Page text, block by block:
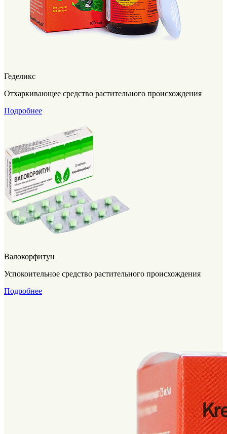
Геделикс
Отхаркивающее средство растительного происхождения
Подробнее
Валокорфитун
Успокоительное средство растительного происхождения
Подробнее